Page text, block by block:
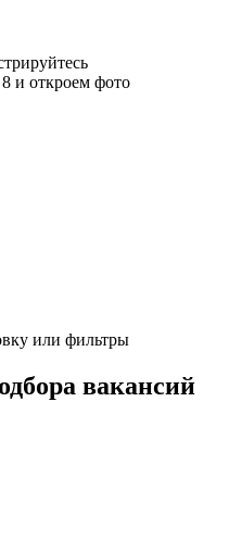
и откроем фото
или фильтры
вакансий